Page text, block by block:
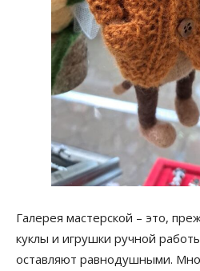
Галерея мастерской – это,
куклы и игрушки ручной
оставляют равнодушными.